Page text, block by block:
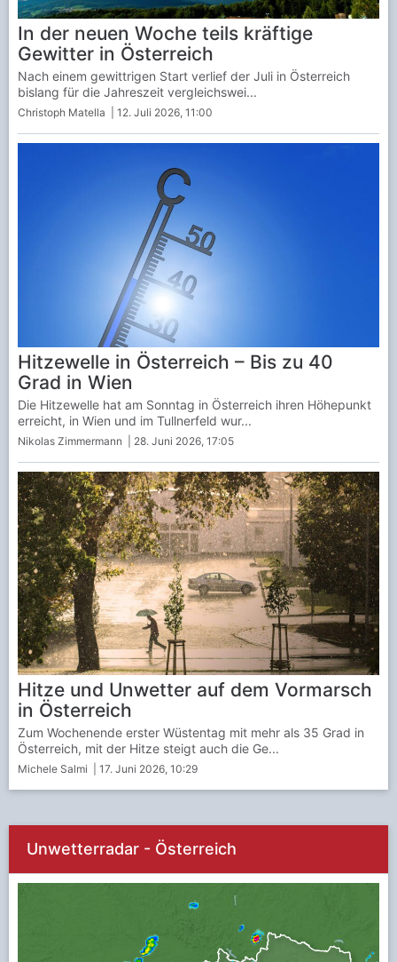
In der neuen Woche teils kräftige
Gewitter in Österreich
Christoph Matella | 12. Juli 2026, 11:00
Nach einem gewittrigen Start verlief der Juli in Österreich
bislang für die Jahreszeit vergleichswei...
Hitzewelle in Österreich – Bis zu 40
Grad in Wien
Nikolas Zimmermann | 28. Juni 2026, 17:05
Die Hitzewelle hat am Sonntag in Österreich ihren Höhepunkt
erreicht, in Wien und im Tullnerfeld wur...
Hitze und Unwetter auf dem Vormarsch
in Österreich
Michele Salmi | 17. Juni 2026, 10:29
Zum Wochenende erster Wüstentag mit mehr als 35 Grad in
Österreich, mit der Hitze steigt auch die Ge...
Unwetterradar - Österreich